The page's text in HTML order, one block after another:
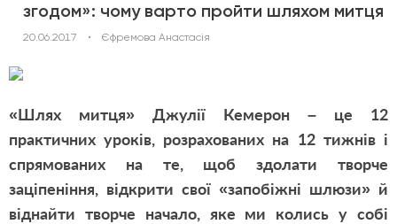
згодом»: чому варто пройти шляхом митця
20.06.2017 • Єфремова Анастасія
«Шлях митця» Джулії Кемерон – це 12
практичних уроків, розрахованих на 12 тижнів і
спрямованих на те, щоб здолати творче
заціпеніння, відкрити свої «запобіжні шлюзи» й
віднайти творче начало, яке ми колись у собі